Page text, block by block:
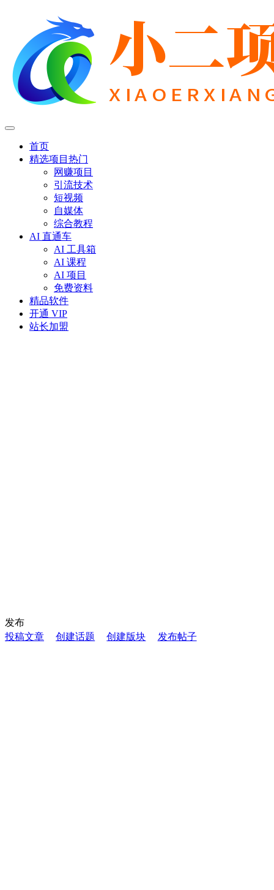
首页
精选项目 热门
网赚项目
引流技术
短视频
自媒体
综合教程
AI 直通车
AI 工具箱
AI 课程
AI 项目
免费资料
精品软件
开通 VIP
站长加盟
发布
投稿文章
创建话题 创建版块 发布帖子